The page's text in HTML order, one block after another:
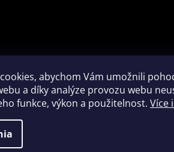
abychom Vám umožnili
a díky analýze provozu webu
funkce, výkon a použitelnost. Více